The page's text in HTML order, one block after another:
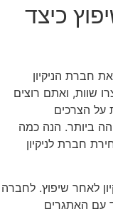
כיצד
חברת הניקיון
שוות, ואתם רוצים
על הצרכים
ביותר. הנה כמה
חברת לניקיון
לאחר שיפוץ. לחברה
עם האתגרים